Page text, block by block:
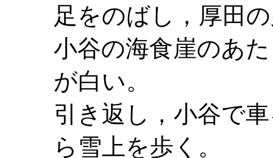
足をのばし，厚田
小谷の海食崖のあ
が白い。
引き返し，小谷で
ら雪上を歩く。